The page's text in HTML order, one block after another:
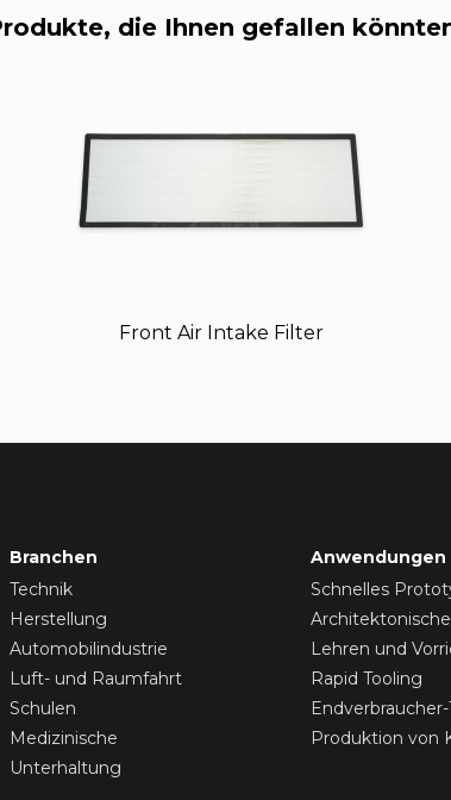
die Ihnen gefallen
Front Air Intake Filter
Branchen
Technik
Herstellung
Automobilindustrie
Luft- und Raumfahrt
Schulen
Medizinische
Unterhaltung
Anwendungen
Schnelles
Lehren und
Rapid Tooling
Endverbraucher-
Produktion von